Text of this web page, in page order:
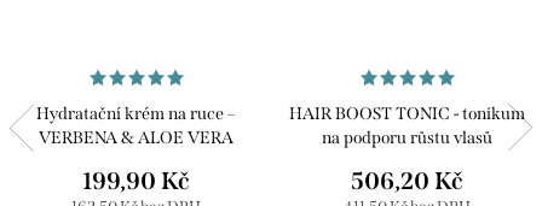
Hydratační krém na ruce –
VERBENA & ALOE VERA
199,90 Kč
HAIR BOOST TONIC - tonikum
na podporu růstu vlasů
506,20 Kč